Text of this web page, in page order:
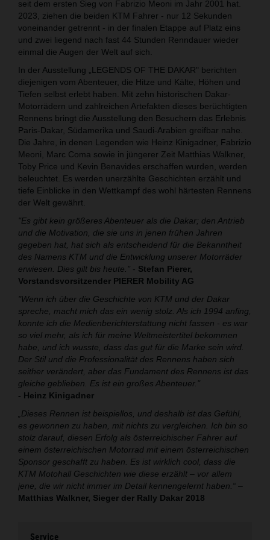
seit dem ersten Sieg von Fabrizio Meoni im Jahr 2001 hat.
2023, ziehen die beiden KTM Fahrer - nur 12 Sekunden
voneinander getrennt - in der finalen Etappe auf Platz eins
und zwei liegend nach fast 44 Stunden Renndauer wieder
einmal die Augen der Welt auf sich.
In der Ausstellung „LEGENDS OF THE DAKAR" berichten
diejenigen vom Abenteuer, die Hitze und Kälte, Höhen und
Tiefen selbst erlebt haben. Mit zehn historischen Dakar-
Motorrädern und zahlreichen Artefakten dieses berüchtigten
Rennens bringt die Ausstellung den Besuchern das Erlebnis
Paris-Dakar, Südamerika und Saudi-Arabien greifbar nahe.
Die Jahre, in denen Legenden wie Heinz Kinigadner, Fabrizio
Meoni, Marc Coma sowie in jüngerer Zeit Matthias Walkner,
Toby Price und Kevin Benavides erschaffen wurden, werden
beleuchtet. Es werden unerzählte Geschichten erzählt und
tiefe Einblicke in den Wettkampf des wohl härtesten Rennens
der Welt gewährt.
"Es gibt kein größeres Abenteuer als die Dakar; den Antrieb
und die Motivation, die sie uns in jenen frühen Jahren
gegeben hat, hat sich als entscheidend für die Bekanntheit
des Namens KTM und die Entwicklung unserer Motorräder
erwiesen. Dies gilt bis heute." - Stefan Pierer,
Vorstandsvorsitzender PIERER Mobility AG
"Wenn ich über die Geschichte von KTM und der Dakar
spreche, macht mich das ein wenig stolz. Als ich 1994 anfing,
konnte ich die Medienberichterstattung nicht fassen - es war
so viel mehr, als ich für meine Weltmeistertitel bekommen
habe, und ich wusste, dass das gut für die Marke sein wird.
Der Stil und die Professionalität des Rennens haben sich
seither verändert, aber das Fundament des Rennens ist das
gleiche geblieben. Es ist ein großes Abenteuer."
- Heinz Kinigadner
„Dieses Rennen ist beispiellos, und deshalb ist das Gefühl,
es gewonnen zu haben, mit nichts zu vergleichen. Ich bin so
stolz darauf, diesen Erfolg als österreichischer Fahrer auf
einem österreichischen Motorrad mit einem österreichischen
Sponsor geschafft zu haben. Es ist wirklich cool, dass die
KTM Motohall Geschichten wie diese erzählt – vor allem
jene, die wir nicht immer im Detail kennengelernt haben.“ –
Matthias Walkner, Sieger der Rally Dakar 2018
Service